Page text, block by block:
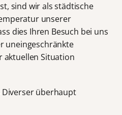
sind wir als städtische
unserer
dies Ihren Besuch bei uns
uneingeschränkte
aktuellen Situation
Diverser überhaupt